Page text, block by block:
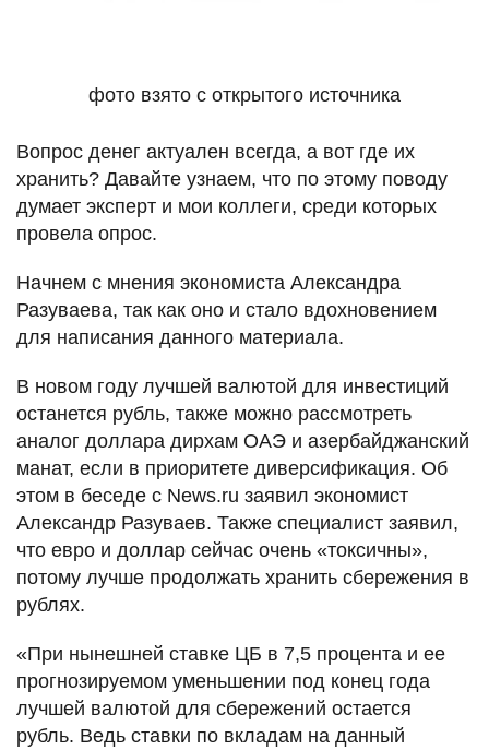
фото взято с открытого источника
Вопрос денег актуален всегда, а вот где их
хранить? Давайте узнаем, что по этому поводу
думает эксперт и мои коллеги, среди которых
провела опрос.
Начнем с мнения экономиста Александра
Разуваева, так как оно и стало вдохновением
для написания данного материала.
В новом году лучшей валютой для инвестиций
останется рубль, также можно рассмотреть
аналог доллара дирхам ОАЭ и азербайджанский
манат, если в приоритете диверсификация. Об
этом в беседе с News.ru заявил экономист
Александр Разуваев. Также специалист заявил,
что евро и доллар сейчас очень «токсичны»,
потому лучше продолжать хранить сбережения в
рублях.
«При нынешней ставке ЦБ в 7,5 процента и ее
прогнозируемом уменьшении под конец года
лучшей валютой для сбережений остается
рубль. Ведь ставки по вкладам на данный